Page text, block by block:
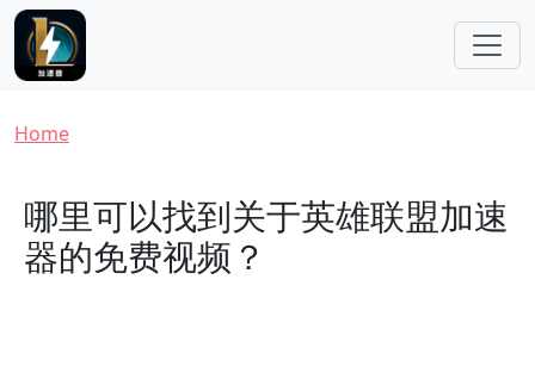
Skip to main content
Breadcrumb
Home
哪里可以找到关于英雄联盟加速
器的免费视频？